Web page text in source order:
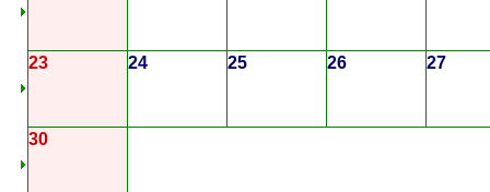
23 24 25 26 27
30